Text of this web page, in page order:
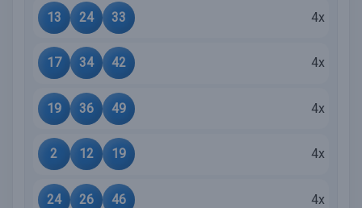
13 24 33 4x
17 34 42 4x
19 36 49 4x
2 12 19 4x
24 26 46 4x